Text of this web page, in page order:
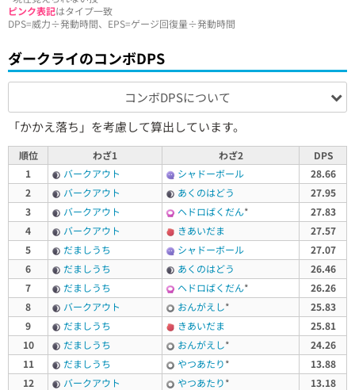
ピンク表記はタイプ一致
DPS=威力÷発動時間、EPS=ゲージ回復量÷発動時間
ダークライのコンボDPS
コンボDPSについて
「かかえ落ち」を考慮して算出しています。
順位 わざ1 わざ2
DPS
1
バークアウト シャドーボール
28.66
2
バークアウト あくのはどう
27.95
3
バークアウト ヘドロばくだん*
27.83
4
バークアウト きあいだま
27.57
5
だましうち シャドーボール
27.07
6
だましうち あくのはどう
26.46
7
だましうち ヘドロばくだん*
26.26
8
バークアウト おんがえし*
25.83
9
だましうち きあいだま
25.81
10
だましうち おんがえし*
24.26
11
だましうち やつあたり*
13.88
12
バークアウト やつあたり*
13.18